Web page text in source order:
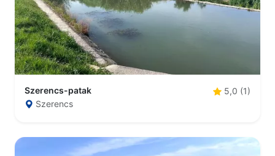
Szerencs-patak
5,0 (1)
Szerencs